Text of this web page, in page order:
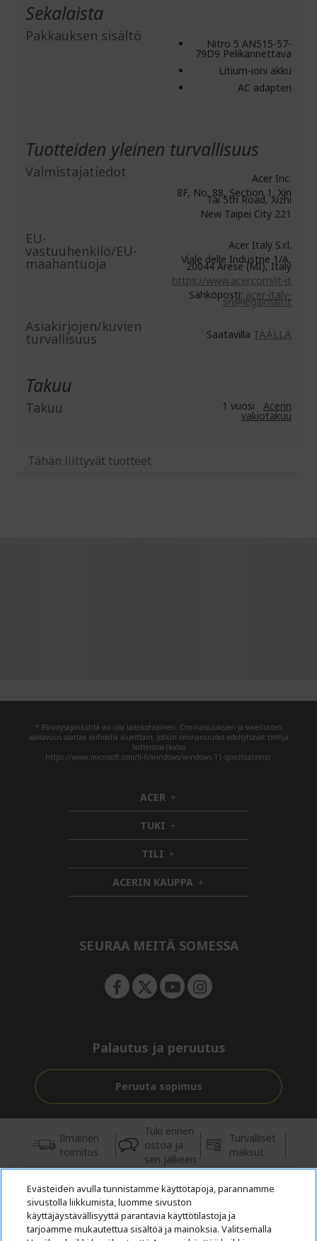
Sekalaista
Pakkauksen sisältö Nitro 5 AN515-57-
79D9 Pelikannettava
Litium-ioni akku
AC adapteri
Tuotteiden yleinen turvallisuus
Valmistajatiedot
Acer Inc.
8F, No. 88, Section 1, Xin
Tai 5th Road, Xizhi
New Taipei City 221
EU-
vastuuhenkilö/EU-
maahantuoja
Acer Italy S.r.l.
Viale delle Industrie 1/A,
20044 Arese (MI), Italy
https://www.acer.com/it-it
Sähköposti:acer-italy-
srl@legalmail.it
Asiakirjojen/kuvien
turvallisuus Saatavilla TÄÄLLÄ
Takuu
Takuu 1 vuosi Acerin
vakiotakuu
Tähän liittyvät tuotteet
* Päivitysajankohta voi olla laitekohtainen. Ominaisuuksien ja sovellusten
saatavuus saattaa vaihdella alueittain. Jotkin ominaisuudet edellyttävät tiettyä
laitteistoa (katso
https://www.microsoft.com/fi-fi/windows/windows-11-specifications).
ACER h
i
d
d
e
n
TUKI h
i
d
d
e
n
TILI h
i
d
d
ACERIN KAUPPA h
i
e
SEURAA MEITÄ SOMESSA
Palautus ja peruutus
Peruuta sopimus
Ilmainen
toimitus
Tuki ennen
ostoa ja
sen jälkeen
Turvalliset
maksut
© 2026 Acer Inc.
Tästä kaupasta ostettavien tuotteiden ja palvelujen valtuutettu
jälleenmyyjä on CPYou BV.
Evästeiden avulla tunnistamme käyttötapoja, parannamme
sivustolla liikkumista, luomme sivuston
käyttäjäystävällisyyttä parantavia käyttötilastoja ja
tarjoamme mukautettua sisältöä ja mainoksia. Valitsemalla